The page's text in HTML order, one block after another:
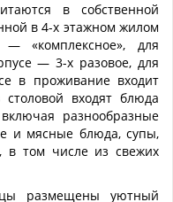
в собственной
в 4-х этажном жилом
«комплексное», для
— 3-х разовое, для
в проживание входит
входят блюда
разнообразные
и мясные блюда, супы,
в том числе из свежих
размещены уютный